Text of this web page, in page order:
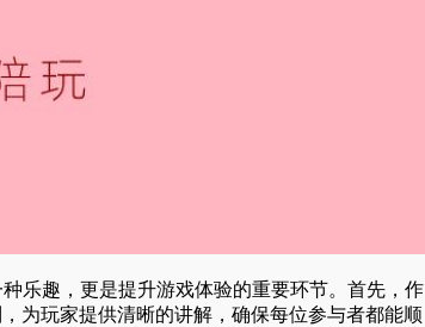
乐趣，更是提升游戏体验的重要环节。首先，作
为玩家提供清晰的讲解，确保每位参与者都能顺